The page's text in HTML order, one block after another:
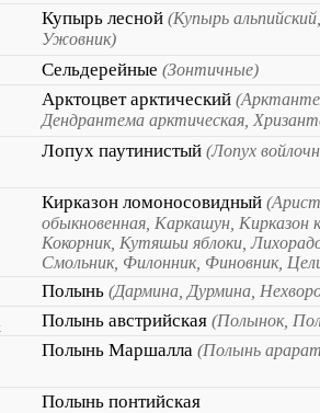
Купырь лесной (Купырь
Ужовник)
Сельдерейные (Зонтичные)
Арктоцвет арктический
Дендрантема арктическая,
Лопух паутинистый (Лопух
Кирказон ломоносовидный
обыкновенная, Каркашун, Кирказон
Кокорник, Кутяшьи яблоки,
Смольник, Филонник, Финовник,
Полынь (Дармина, Дурмина,
Полынь австрийская (Полынок,
Полынь Маршалла (Полынь
Полынь понтийская